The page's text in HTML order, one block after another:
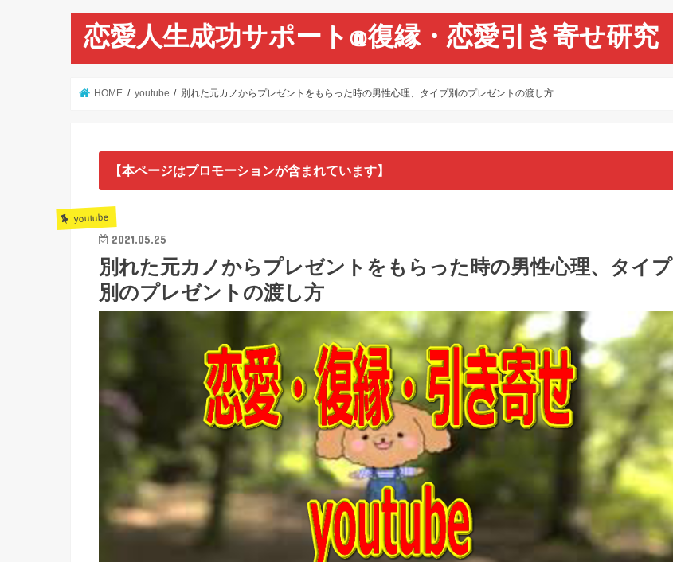
恋愛人生成功サポート@復縁・恋愛引き寄せ研究
HOME youtube 別れた元カノからプレゼントをもらった時の男性心理、タイプ別のプレゼントの渡し方
【本ページはプロモーションが含まれています】
youtube
2021.05.25
別れた元カノからプレゼントをもらった時の男性心理、タイプ
別のプレゼントの渡し方